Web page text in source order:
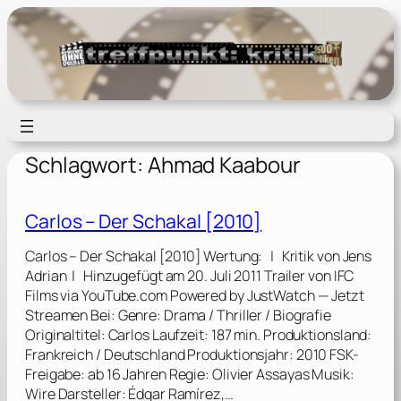
Zum
Inhalt
springen
Schlagwort: Ahmad Kaabour
Carlos – Der Schakal [2010]
Carlos – Der Schakal [2010] Wertung: | Kritik von Jens
Adrian | Hinzugefügt am 20. Juli 2011 Trailer von IFC
Films via YouTube.com Powered by JustWatch — Jetzt
Streamen Bei: Genre: Drama / Thriller / Biografie
Originaltitel: Carlos Laufzeit: 187 min. Produktionsland:
Frankreich / Deutschland Produktionsjahr: 2010 FSK-
Freigabe: ab 16 Jahren Regie: Olivier Assayas Musik:
Wire Darsteller: Édgar Ramírez,…